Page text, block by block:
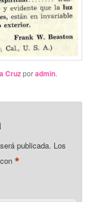
Cruzporadmin.
publicada. Los
con*